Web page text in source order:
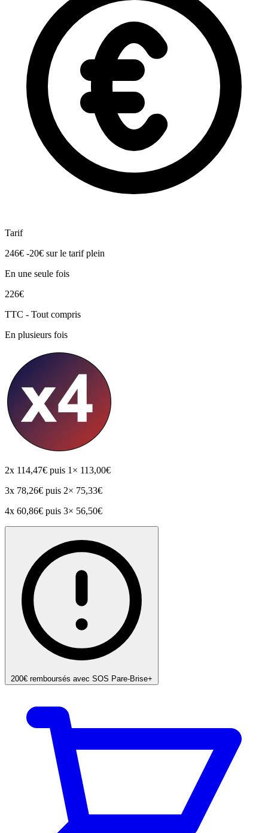
Tarif
246€ -20€ sur le tarif plein
En une seule fois
226€
TTC - Tout compris
En plusieurs fois
2x 114,47€ puis 1× 113,00€
3x 78,26€ puis 2× 75,33€
4x 60,86€ puis 3× 56,50€
200€ remboursés avec SOS Pare-Brise+